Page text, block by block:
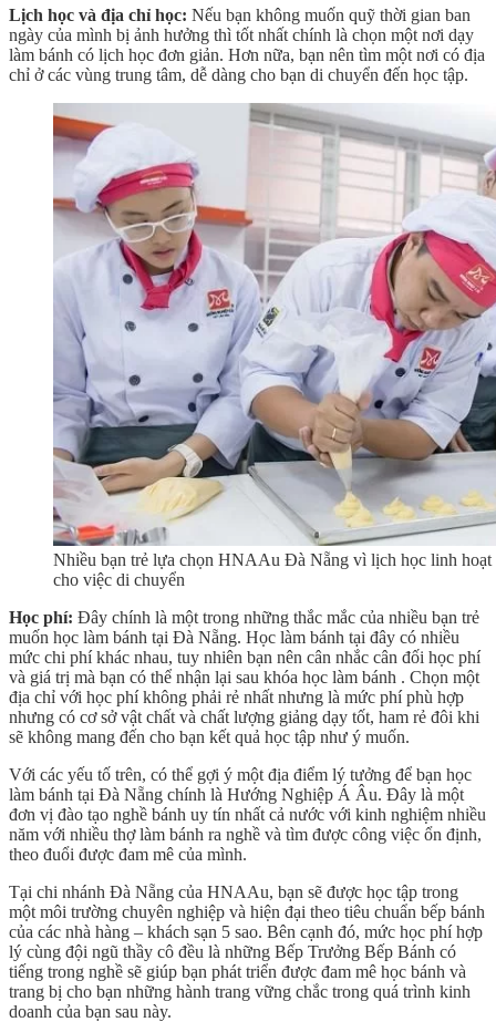
Lịch học và địa chỉ học: Nếu bạn không muốn quỹ thời gian ban
ngày của mình bị ảnh hưởng thì tốt nhất chính là chọn một nơi dạy
làm bánh có lịch học đơn giản. Hơn nữa, bạn nên tìm một nơi có địa
chỉ ở các vùng trung tâm, dễ dàng cho bạn di chuyển đến học tập.
Nhiều bạn trẻ lựa chọn HNAAu Đà Nẵng vì lịch học linh hoạt
cho việc di chuyển
Học phí: Đây chính là một trong những thắc mắc của nhiều bạn trẻ
muốn học làm bánh tại Đà Nẵng. Học làm bánh tại đây có nhiều
mức chi phí khác nhau, tuy nhiên bạn nên cân nhắc cân đối học phí
và giá trị mà bạn có thể nhận lại sau khóa học làm bánh . Chọn một
địa chỉ với học phí không phải rẻ nhất nhưng là mức phí phù hợp
nhưng có cơ sở vật chất và chất lượng giảng dạy tốt, ham rẻ đôi khi
sẽ không mang đến cho bạn kết quả học tập như ý muốn.
Với các yếu tố trên, có thể gợi ý một địa điểm lý tưởng để bạn học
làm bánh tại Đà Nẵng chính là Hướng Nghiệp Á Âu. Đây là một
đơn vị đào tạo nghề bánh uy tín nhất cả nước với kinh nghiệm nhiều
năm với nhiều thợ làm bánh ra nghề và tìm được công việc ổn định,
theo đuổi được đam mê của mình.
Tại chi nhánh Đà Nẵng của HNAAu, bạn sẽ được học tập trong
một môi trường chuyên nghiệp và hiện đại theo tiêu chuẩn bếp bánh
của các nhà hàng – khách sạn 5 sao. Bên cạnh đó, mức học phí hợp
lý cùng đội ngũ thầy cô đều là những Bếp Trưởng Bếp Bánh có
tiếng trong nghề sẽ giúp bạn phát triển được đam mê học bánh và
trang bị cho bạn những hành trang vững chắc trong quá trình kinh
doanh của bạn sau này.